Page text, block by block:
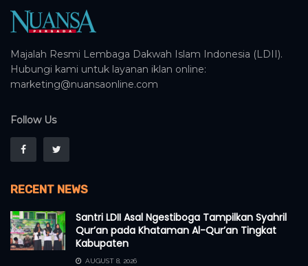
Majalah Resmi Lembaga Dakwah Islam Indonesia (LDII).
Hubungi kami untuk layanan iklan online:
marketing@nuansaonline.com
Follow Us
RECENT NEWS
Santri LDII Asal Ngestiboga Tampilkan Syahril
Qur’an pada Khataman Al-Qur’an Tingkat
Kabupaten
AUGUST 8, 2026